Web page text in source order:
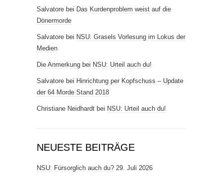
Salvatore bei Das Kurdenproblem weist auf die
Dönermorde
Salvatore bei NSU: Grasels Vorlesung im Lokus der
Medien
Die Anmerkung bei NSU: Urteil auch du!
Salvatore bei Hinrichtung per Kopfschuss – Update
der 64 Morde Stand 2018
Christiane Neidhardt bei NSU: Urteil auch du!
NEUESTE BEITRÄGE
NSU: Fürsorglich auch du? 29. Juli 2026